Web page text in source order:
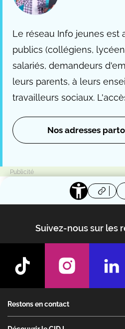
Le réseau Info jeunes est
publics (collégiens,
salariés, demandeurs
leurs parents, à leurs
travailleurs sociaux.
Nos adresses
Suivez-nous sur les
Restons en contact